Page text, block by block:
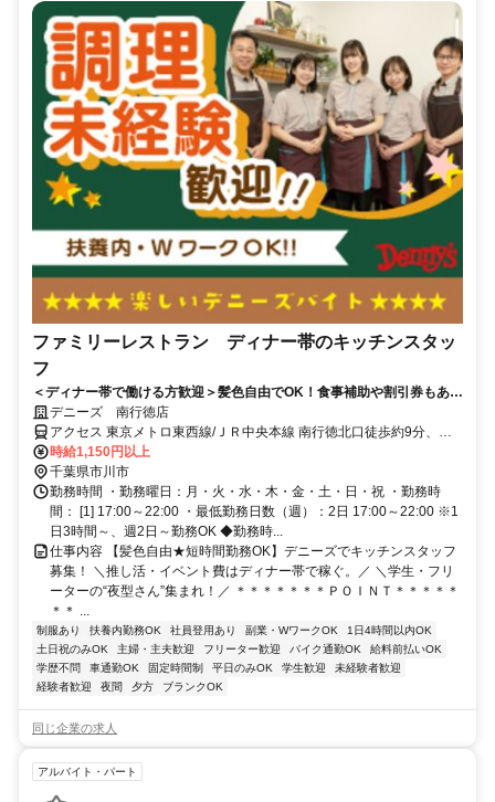
ファミリーレストラン ディナー帯のキッチンスタッ
フ
＜ディナー帯で働ける方歓迎＞髪色自由でOK！食事補助や割引券もあっ
て、夜ごはんどきにうれしいバイトです◎キッチンスタッフ急募！
デニーズ 南行徳店
アクセス 東京メトロ東西線/ＪＲ中央本線 南行徳北口徒歩約9分、東
京メトロ東西線/ＪＲ中央本線 浦安（千葉県）東口徒歩約19分、東京
メトロ東西線/ＪＲ中央本線 行徳徒歩約22分 南行徳駅より徒歩10分
時給1,150円以上
千葉県市川市
勤務時間 ・勤務曜日：月・火・水・木・金・土・日・祝 ・勤務時
間： [1] 17:00～22:00 ・最低勤務日数（週）：2日 17:00～22:00 ※1
日3時間～、週2日～勤務OK ◆勤務時...
仕事内容 【髪色自由★短時間勤務OK】デニーズでキッチンスタッフ
募集！ ＼推し活・イベント費はディナー帯で稼ぐ。／ ＼学生・フリ
ーターの“夜型さん”集まれ！／ ＊＊＊＊＊＊＊ＰＯＩＮＴ＊＊＊＊＊
＊＊ ...
制服あり 扶養内勤務OK 社員登用あり 副業・WワークOK
1日4時間以内OK
土日祝のみOK
主婦・主夫歓迎 フリーター歓迎 バイク通勤OK
給料前払いOK
学歴不問
車通勤OK 固定時間制 平日のみOK 学生歓迎
未経験者歓迎
経験者歓迎
夜間 夕方 ブランクOK
同じ企業の求人
アルバイト・パート